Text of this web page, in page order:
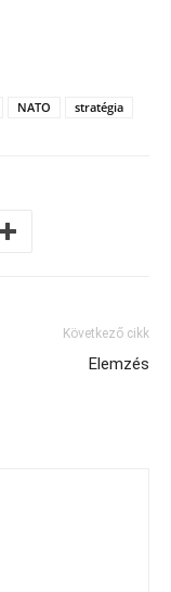
NATO stratégia
Következő cikk
Elemzés